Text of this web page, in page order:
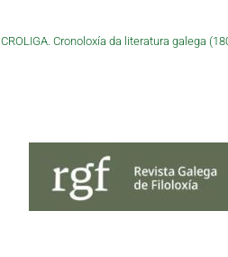
CROLIGA. Cronoloxía da literatura galega